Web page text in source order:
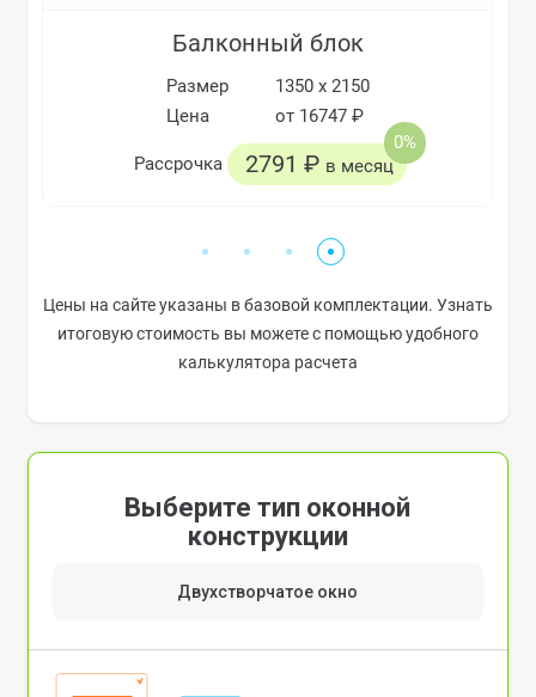
Балконный блок
Размер
1350 х 2150
Цена
от 16747 ₽
Рассрочка 2791 ₽ в месяц
0%
Цены на сайте указаны в базовой комплектации. Узнать
итоговую стоимость вы можете с помощью удобного
калькулятора расчета
Выберите тип оконной
конструкции
Двухстворчатое окно